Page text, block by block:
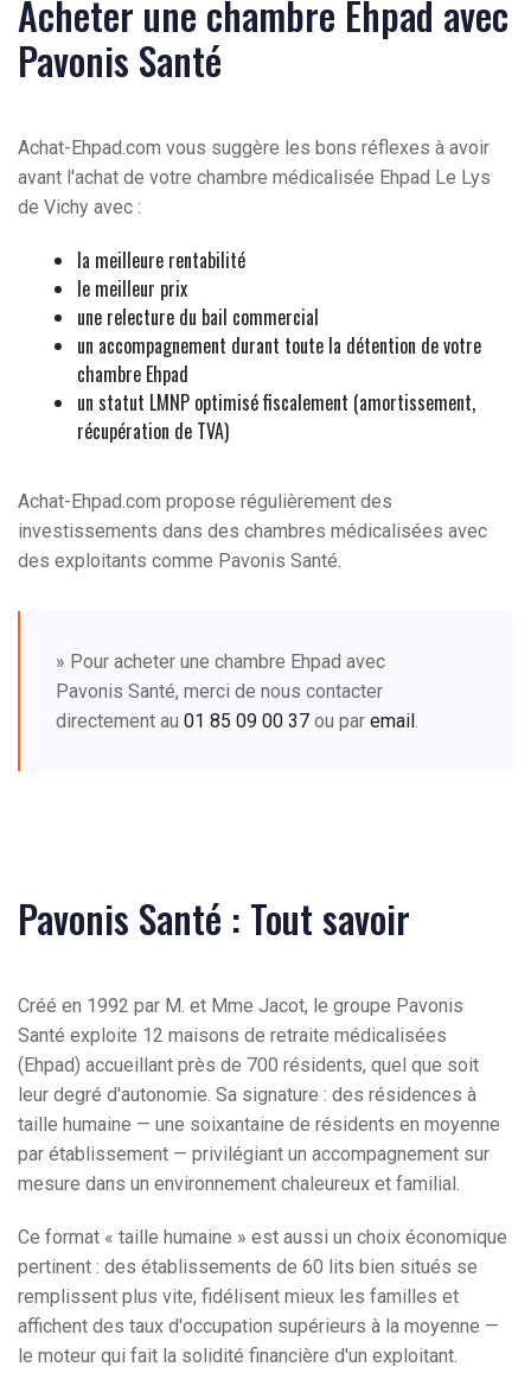
Acheter une chambre Ehpad avec
Pavonis Santé
Achat-Ehpad.com vous suggère les bons réflexes à avoir
avant l'achat de votre chambre médicalisée Ehpad Le Lys
de Vichy avec :
la meilleure rentabilité
le meilleur prix
une relecture du bail commercial
un accompagnement durant toute la détention de votre
chambre Ehpad
un statut LMNP optimisé fiscalement (amortissement,
récupération de TVA)
Achat-Ehpad.com propose régulièrement des
investissements dans des chambres médicalisées avec
des exploitants comme Pavonis Santé.
» Pour acheter une chambre Ehpad avec
Pavonis Santé, merci de nous contacter
directement au 01 85 09 00 37 ou par email
Pavonis Santé : Tout savoir
Créé en 1992 par M. et Mme Jacot, le groupe Pavonis
Santé exploite 12 maisons de retraite médicalisées
(Ehpad) accueillant près de 700 résidents, quel que soit
leur degré d'autonomie. Sa signature : des résidences à
taille humaine — une soixantaine de résidents en moyenne
par établissement — privilégiant un accompagnement sur
mesure dans un environnement chaleureux et familial.
Ce format « taille humaine » est aussi un choix économique
pertinent : des établissements de 60 lits bien situés se
remplissent plus vite, fidélisent mieux les familles et
affichent des taux d'occupation supérieurs à la moyenne —
le moteur qui fait la solidité financière d'un exploitant.